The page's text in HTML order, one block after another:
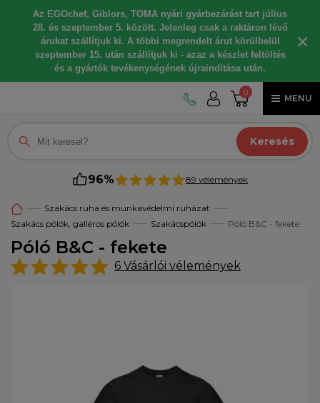
Az EGOchef, Giblors, TOMA nyári gyárbezárást tart július
28. és szeptember 5. között. Jelenleg csak a raktáron lévő
árukat szállítjuk ki. A többi megrendelt árut körülbelül
szeptember 15. után szállítjuk ki - azaz a készlet feltöltés
és a gyártók tevékenységének újraindítása után.
×
0
MENU
Keresés
96% 89 vélemények
Szakács ruha és munkavédelmi ruházat
Szakács pólók, galléros pólók
Szakácspólók Póló B&C - fekete
Póló B&C - fekete
6 Vásárlói vélemények